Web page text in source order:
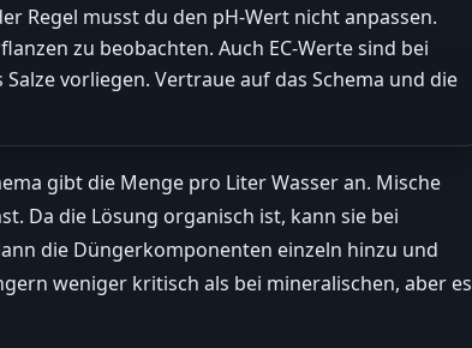
Regel musst du den pH-Wert nicht anpassen.
zu beobachten. Auch EC-Werte sind bei
vorliegen. Vertraue auf das Schema und die
gibt die Menge pro Liter Wasser an. Mische
Da die Lösung organisch ist, kann sie bei
die Düngerkomponenten einzeln hinzu und
weniger kritisch als bei mineralischen, aber es